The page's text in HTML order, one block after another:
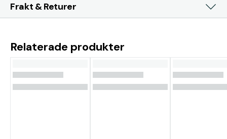
Frakt & Returer
Relaterade produkter